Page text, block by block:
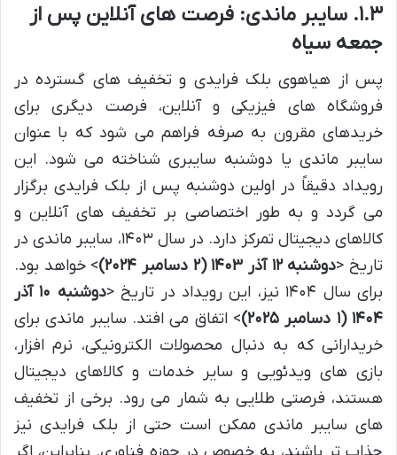
۱.۳. سایبر ماندی: فرصت های آنلاین پس از
جمعه سیاه
پس از هیاهوی بلک فرایدی و تخفیف های گسترده در
فروشگاه های فیزیکی و آنلاین، فرصت دیگری برای
خریدهای مقرون به صرفه فراهم می شود که با عنوان
سایبر ماندی یا دوشنبه سایبری شناخته می شود. این
رویداد دقیقاً در اولین دوشنبه پس از بلک فرایدی برگزار
می گردد و به طور اختصاصی بر تخفیف های آنلاین و
کالاهای دیجیتال تمرکز دارد. در سال ۱۴۰۳، سایبر ماندی در
تاریخ <دوشنبه ۱۲ آذر ۱۴۰۳ (۲ دسامبر ۲۰۲۴)
> خواهد بود.
برای سال ۱۴۰۴ نیز، این رویداد در تاریخ <
دوشنبه ۱۰ آذر
۱۴۰۴ (۱ دسامبر ۲۰۲۵)
> اتفاق می افتد. سایبر ماندی برای
خریدارانی که به دنبال محصولات الکترونیکی، نرم افزار،
بازی های ویدئویی و سایر خدمات و کالاهای دیجیتال
هستند، فرصتی طلایی به شمار می رود. برخی از تخفیف
های سایبر ماندی ممکن است حتی از بلک فرایدی نیز